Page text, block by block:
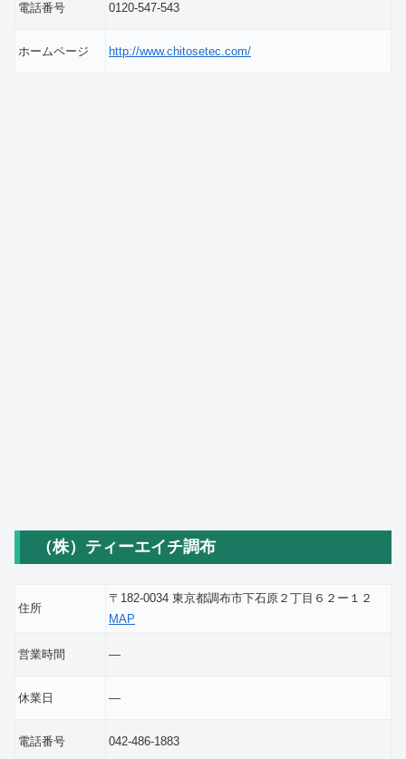
電話番号 0120-547-543
ホームページ http://www.chitosetec.com/
（株）ティーエイチ調布
住所
〒182-0034 東京都調布市下石原２丁目６２ー１２
MAP
営業時間 ―
休業日 ―
電話番号 042-486-1883